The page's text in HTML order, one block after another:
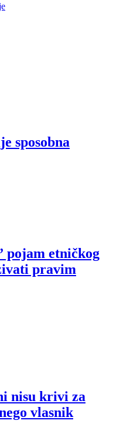
sposobna
pojam etničkog
pravim
nisu krivi za
vlasnik